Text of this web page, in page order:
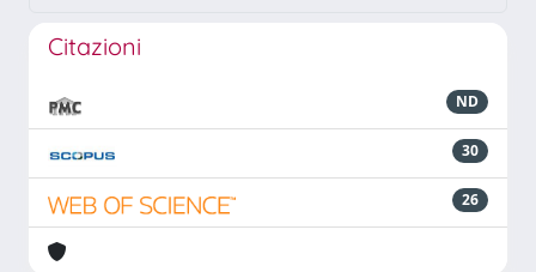
Citazioni
ND
30
26